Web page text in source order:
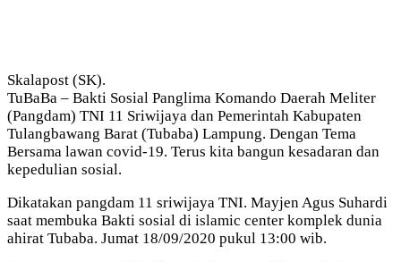
Skalapost (SK).
TuBaBa – Bakti Sosial Panglima Komando Daerah Meliter
(Pangdam) TNI 11 Sriwijaya dan Pemerintah Kabupaten
Tulangbawang Barat (Tubaba) Lampung. Dengan Tema
Bersama lawan covid-19. Terus kita bangun kesadaran dan
kepedulian sosial.
Dikatakan pangdam 11 sriwijaya TNI. Mayjen Agus Suhardi
saat membuka Bakti sosial di islamic center komplek dunia
ahirat Tubaba. Jumat 18/09/2020 pukul 13:00 wib.